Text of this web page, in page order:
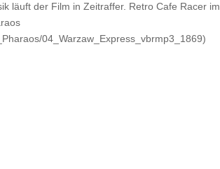
läuft der Film in Zeitraffer. Retro Cafe Racer im
04_Warzaw_Express_vbrmp3_1869)